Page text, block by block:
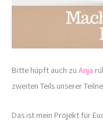
Bitte hüpft auch zu Anja
zweiten Teils unserer
Das ist mein Projekt für